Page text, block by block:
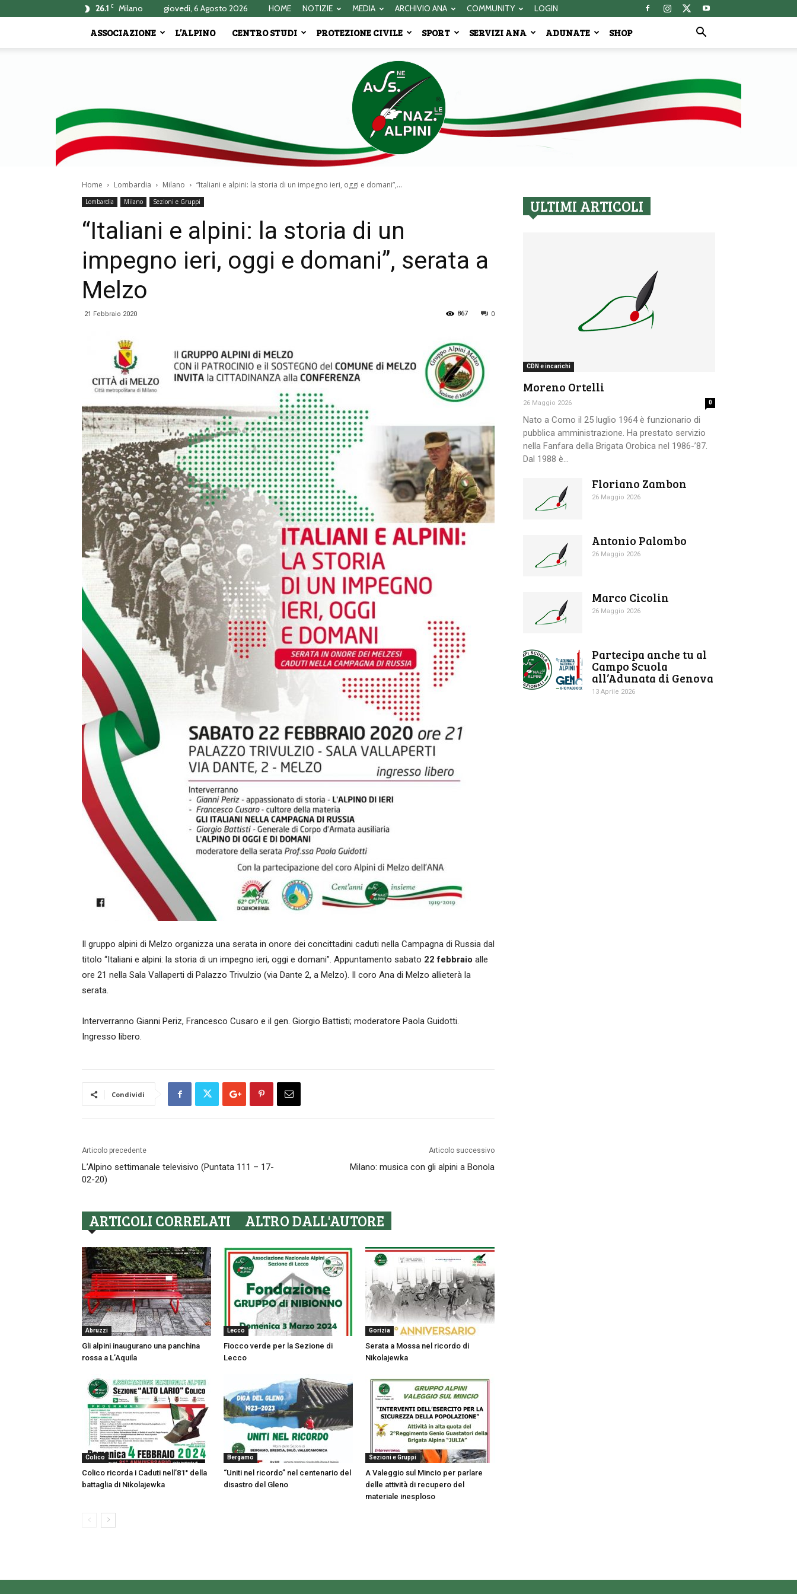
26.1 C Milano giovedì, 6 Agosto 2026 HOME NOTIZIE MEDIA ARCHIVIO ANA COMMUNITY LOGIN
ASSOCIAZIONE L’ALPINO CENTRO STUDI PROTEZIONE CIVILE SPORT SERVIZI ANA ADUNATE SHOP
Home Lombardia Milano “Italiani e alpini: la storia di un impegno ieri, oggi e domani”,...
Lombardia Milano Sezioni e Gruppi
“Italiani e alpini: la storia di un
impegno ieri, oggi e domani”, serata a
Melzo
21 Febbraio 2020 0
867
Il gruppo alpini di Melzo organizza una serata in onore dei concittadini caduti nella Campagna di Russia dal
titolo “Italiani e alpini: la storia di un impegno ieri, oggi e domani”. Appuntamento sabato 22 febbraio alle
ore 21 nella Sala Vallaperti di Palazzo Trivulzio (via Dante 2, a Melzo). Il coro Ana di Melzo allieterà la
serata.
Interverranno Gianni Periz, Francesco Cusaro e il gen. Giorgio Battisti; moderatore Paola Guidotti.
Ingresso libero.
Condividi
Articolo precedente
L’Alpino settimanale televisivo (Puntata 111 – 17-
02-20)
Articolo successivo
Milano: musica con gli alpini a Bonola
ARTICOLI CORRELATI ALTRO DALL'AUTORE
Abruzzi
Gli alpini inaugurano una panchina
rossa a L’Aquila
Lecco
Fiocco verde per la Sezione di
Lecco
Gorizia
Serata a Mossa nel ricordo di
Nikolajewka
Colico
Colico ricorda i Caduti nell’81° della
battaglia di Nikolajewka
Bergamo
“Uniti nel ricordo” nel centenario del
disastro del Gleno
Sezioni e Gruppi
A Valeggio sul Mincio per parlare
delle attività di recupero del
materiale inesploso
ULTIMI ARTICOLI
CDN e incarichi
Moreno Ortelli
26 Maggio 2026 0
Nato a Como il 25 luglio 1964 è funzionario di
pubblica amministrazione. Ha prestato servizio
nella Fanfara della Brigata Orobica nel 1986-’87.
Dal 1988 è...
Floriano Zambon
26 Maggio 2026
Antonio Palombo
26 Maggio 2026
Marco Cicolin
26 Maggio 2026
Partecipa anche tu al
Campo Scuola
all’Adunata di Genova
13 Aprile 2026